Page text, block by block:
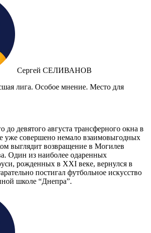
Сергей СЕЛИВАНОВ
лига. Особое мнение. Место для
до девятого августа трансферного окна в
уже совершено немало взаимовыгодных
выглядит возвращение в Могилев
Один из наиболее одаренных
рожденных в XXI веке, вернулся в
постигал футбольное искусство
школе “Днепра”.